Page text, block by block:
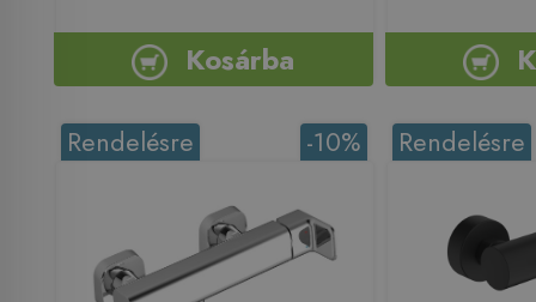
Kosárba
-10%
Rendelésre Rendelésre